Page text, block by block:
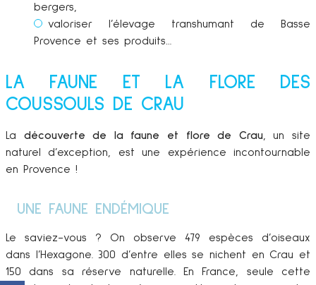
bergers,
valoriser l’élevage transhumant de Basse
Provence et ses produits…
LA FAUNE ET LA FLORE DES
COUSSOULS DE CRAU
La découverte de la faune et flore de Crau, un site
naturel d’exception, est une expérience incontournable
en Provence !
UNE FAUNE ENDÉMIQUE
Le saviez-vous ? On observe 479 espèces d’oiseaux
dans l’Hexagone. 300 d’entre elles se nichent en Crau et
150 dans sa réserve naturelle. En France, seule cette